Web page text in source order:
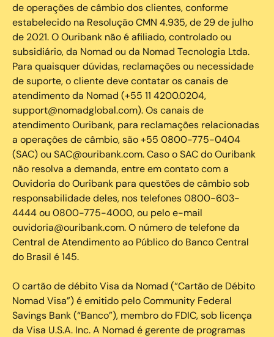
de operações de câmbio dos clientes, conforme
estabelecido na Resolução CMN 4.935, de 29 de julho
de 2021. O Ouribank não é afiliado, controlado ou
subsidiário, da Nomad ou da Nomad Tecnologia Ltda.
Para quaisquer dúvidas, reclamações ou necessidade
de suporte, o cliente deve contatar os canais de
atendimento da Nomad (+55 11 4200.0204,
support@nomadglobal.com). Os canais de
atendimento Ouribank, para reclamações relacionadas
a operações de câmbio, são +55 0800-775-0404
(SAC) ou SAC@ouribank.com. Caso o SAC do Ouribank
não resolva a demanda, entre em contato com a
Ouvidoria do Ouribank para questões de câmbio sob
responsabilidade deles, nos telefones 0800-603-
4444 ou 0800-775-4000, ou pelo e-mail
ouvidoria@ouribank.com. O número de telefone da
Central de Atendimento ao Público do Banco Central
do Brasil é 145.
O cartão de débito Visa da Nomad (“Cartão de Débito
Nomad Visa”) é emitido pelo Community Federal
Savings Bank (“Banco”), membro do FDIC, sob licença
da Visa U.S.A. Inc. A Nomad é gerente de programas